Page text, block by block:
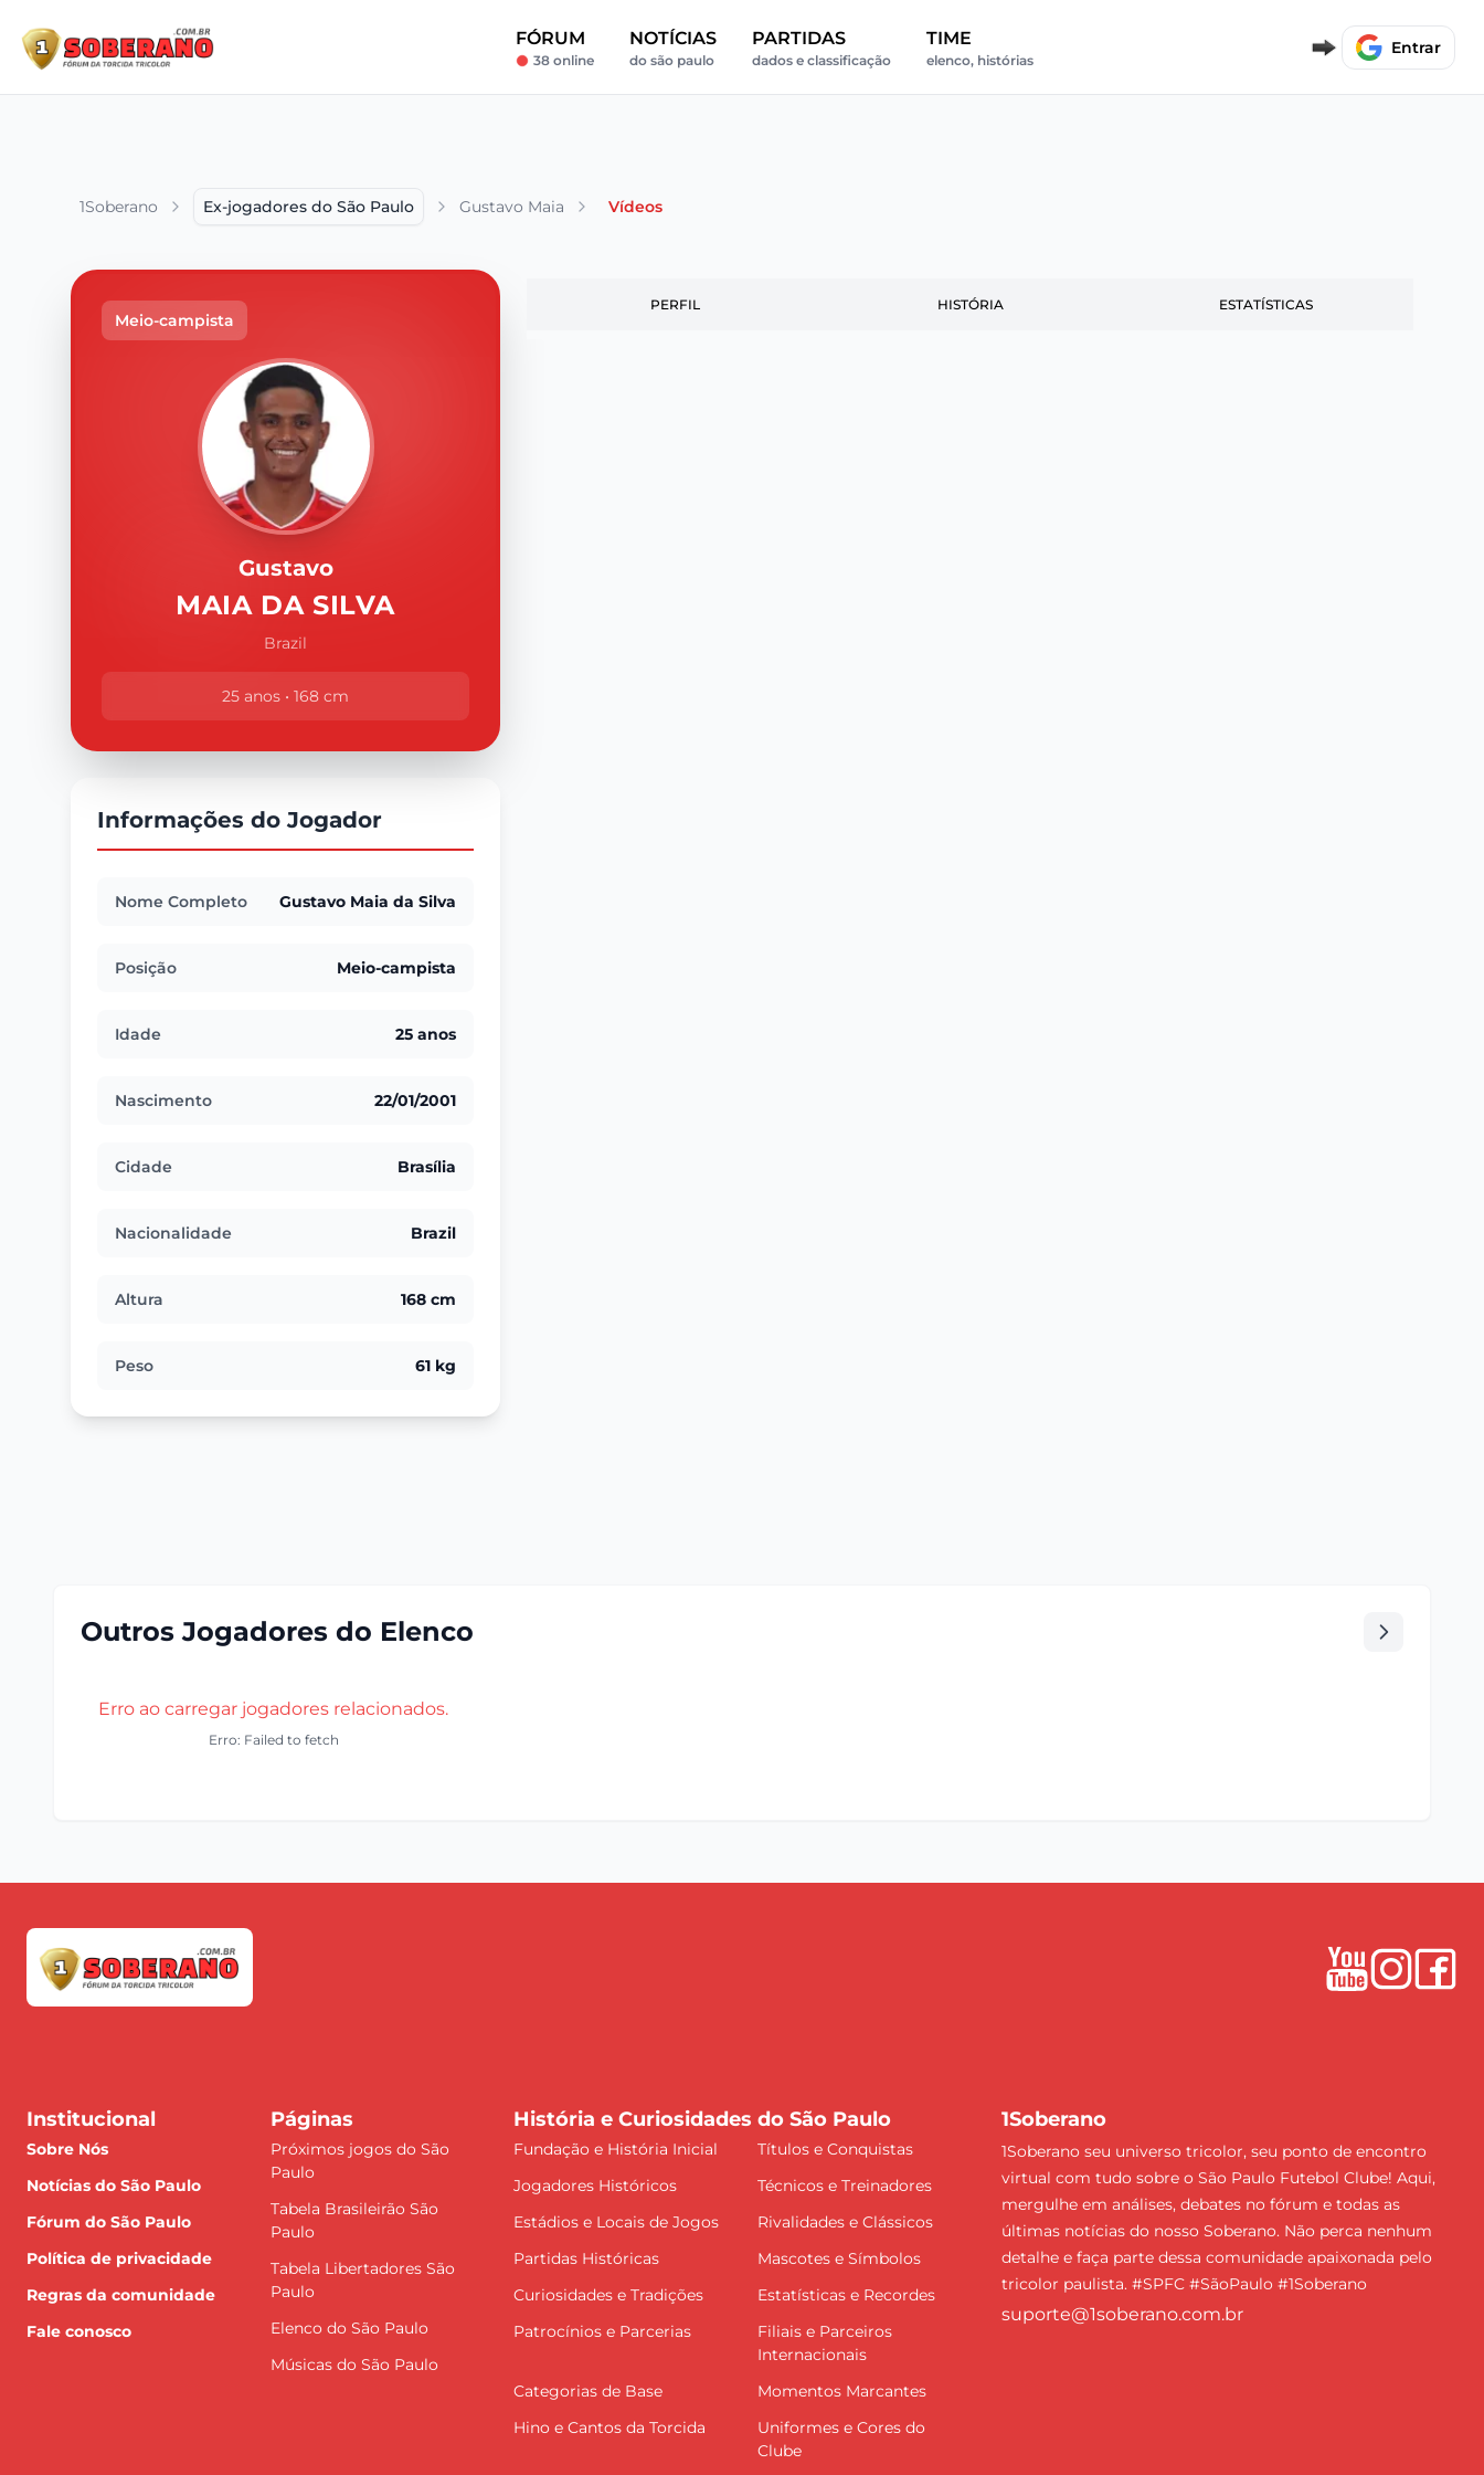
FÓRUM
38 online
NOTÍCIAS
do são paulo
PARTIDAS
dados e classificação
TIME
elenco, histórias
Entrar
1Soberano Ex-jogadores do São Paulo Gustavo Maia Vídeos
Meio-campista
Gustavo
MAIA DA SILVA
Brazil
25 anos • 168 cm
Informações do Jogador
Nome Completo Gustavo Maia da Silva
Posição Meio-campista
Idade 25 anos
Nascimento 22/01/2001
Cidade Brasília
Nacionalidade Brazil
Altura 168 cm
Peso 61 kg
PERFIL HISTÓRIA ESTATÍSTICAS
Outros Jogadores do Elenco
Erro ao carregar jogadores relacionados.
Erro: Failed to fetch
Institucional
Sobre Nós
Notícias do São Paulo
Fórum do São Paulo
Política de privacidade
Regras da comunidade
Fale conosco
Páginas
Próximos jogos do São
Paulo
Tabela Brasileirão São
Paulo
Tabela Libertadores São
Paulo
Elenco do São Paulo
Músicas do São Paulo
História e Curiosidades do São Paulo
Fundação e História Inicial
Títulos e Conquistas
Jogadores Históricos
Técnicos e Treinadores
Estádios e Locais de Jogos
Rivalidades e Clássicos
Partidas Históricas
Mascotes e Símbolos
Curiosidades e Tradições
Estatísticas e Recordes
Patrocínios e Parcerias
Filiais e Parceiros
Internacionais
Categorias de Base
Momentos Marcantes
Hino e Cantos da Torcida
Uniformes e Cores do
Clube
1Soberano
1Soberano seu universo tricolor, seu ponto de encontro
virtual com tudo sobre o São Paulo Futebol Clube! Aqui,
mergulhe em análises, debates no fórum e todas as
últimas notícias do nosso Soberano. Não perca nenhum
detalhe e faça parte dessa comunidade apaixonada pelo
tricolor paulista. #SPFC #SãoPaulo #1Soberano
suporte@1soberano.com.br